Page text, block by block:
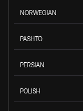
NORWEGIAN
PASHTO
PERSIAN
POLISH